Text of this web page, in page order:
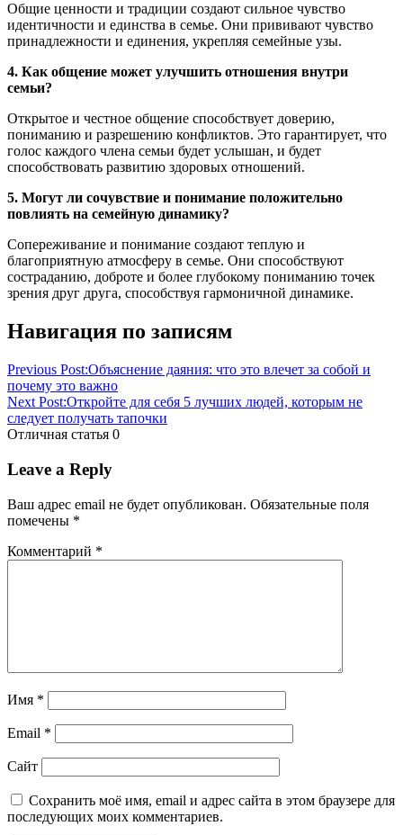
Общие ценности и традиции создают сильное чувство
идентичности и единства в семье. Они прививают чувство
принадлежности и единения, укрепляя семейные узы.
4. Как общение может улучшить отношения внутри
семьи?
Открытое и честное общение способствует доверию,
пониманию и разрешению конфликтов. Это гарантирует, что
голос каждого члена семьи будет услышан, и будет
способствовать развитию здоровых отношений.
5. Могут ли сочувствие и понимание положительно
повлиять на семейную динамику?
Сопереживание и понимание создают теплую и
благоприятную атмосферу в семье. Они способствуют
состраданию, доброте и более глубокому пониманию точек
зрения друг друга, способствуя гармоничной динамике.
Навигация по записям
Previous Post:Объяснение даяния: что это влечет за собой и
почему это важно
Next Post:Откройте для себя 5 лучших людей, которым не
следует получать тапочки
Отличная статья 0
Leave a Reply
Ваш адрес email не будет опубликован. Обязательные поля
помечены *
Комментарий *
Имя *
Email *
Сайт
Сохранить моё имя, email и адрес сайта в этом браузере для
последующих моих комментариев.